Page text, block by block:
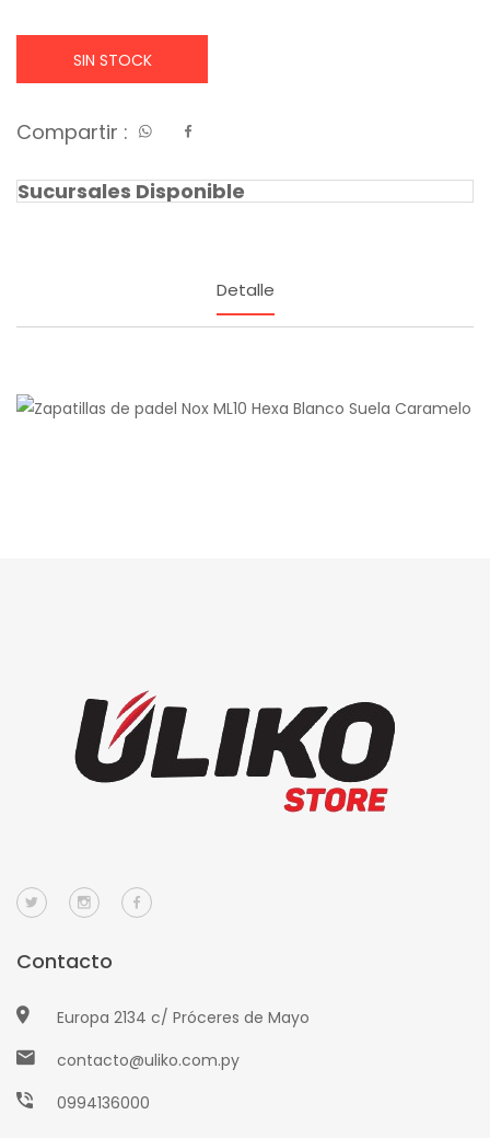
SIN STOCK
Compartir :
Sucursales Disponible
Detalle
Contacto
Europa 2134 c/ Próceres de Mayo
contacto@uliko.com.py
0994136000